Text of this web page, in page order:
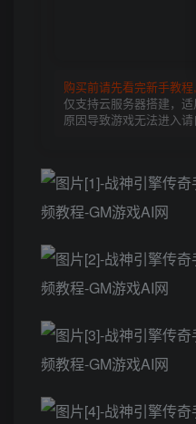
购买前请先看完新手教
仅支持云服务器搭建，
原因导致游戏无法进入